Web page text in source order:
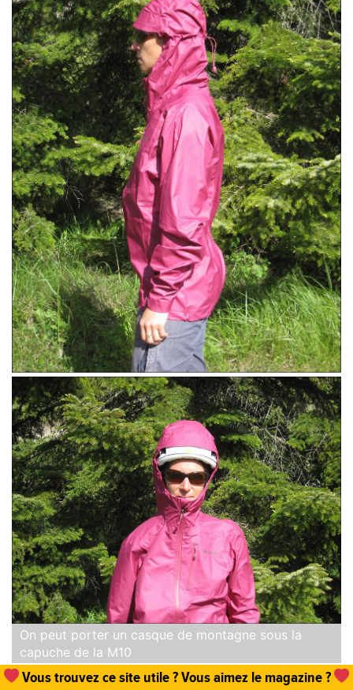
On peut porter un casque de montagne sous la
capuche de la M10
Vous trouvez ce site utile ? Vous aimez le magazine ?